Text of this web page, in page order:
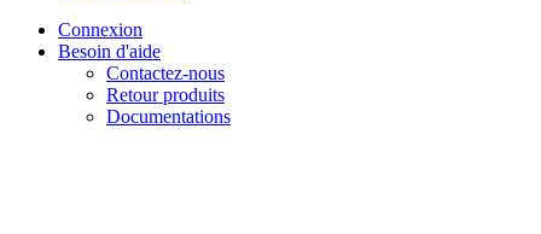
Connexion
Besoin d'aide
Contactez-nous
Retour produits
Documentations